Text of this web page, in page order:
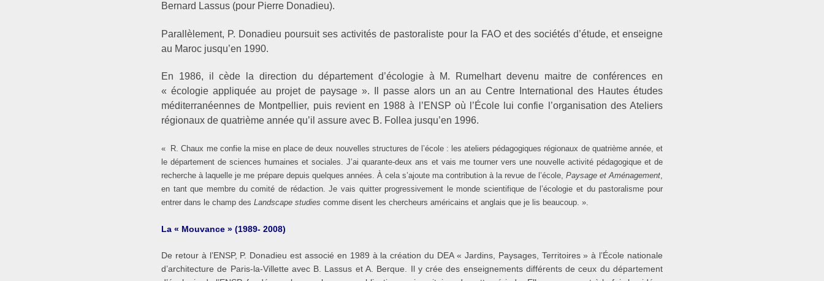
Bernard Lassus (pour Pierre Donadieu).
Parallèlement, P. Donadieu poursuit ses activités de pastoraliste pour la FAO et des sociétés d’étude, et enseigne
au Maroc jusqu’en 1990.
En 1986, il cède la direction du département d’écologie à M. Rumelhart devenu maitre de conférences en
« écologie appliquée au projet de paysage ». Il passe alors un an au Centre International des Hautes études
méditerranéennes de Montpellier, puis revient en 1988 à l’ENSP où l’École lui confie l’organisation des Ateliers
régionaux de quatrième année qu’il assure avec B. Follea jusqu’en 1996.
« R. Chaux me confie la mise en place de deux nouvelles structures de l’école : les ateliers pédagogiques régionaux de quatrième année, et
le département de sciences humaines et sociales. J’ai quarante-deux ans et vais me tourner vers une nouvelle activité pédagogique et de
recherche à laquelle je me prépare depuis quelques années. À cela s’ajoute ma contribution à la revue de l’école, Paysage et Aménagement,
en tant que membre du comité de rédaction. Je vais quitter progressivement le monde scientifique de l’écologie et du pastoralisme pour
entrer dans le champ desLandscape studies comme disent les chercheurs américains et anglais que je lis beaucoup. ».
La « Mouvance » (1989- 2008)
De retour à l’ENSP, P. Donadieu est associé en 1989 à la création du DEA « Jardins, Paysages, Territoires » à l’École nationale
d’architecture de Paris-la-Villette avec B. Lassus et A. Berque. Il y crée des enseignements différents de ceux du département